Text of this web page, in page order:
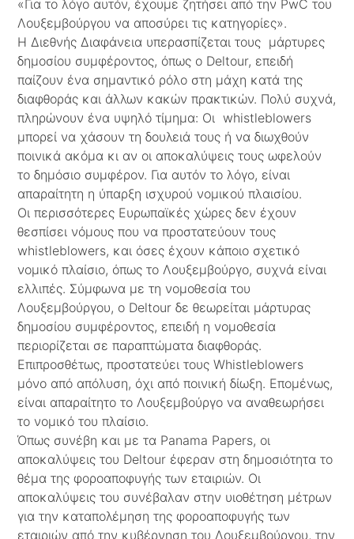
«Για το λόγο αυτόν, έχουμε ζητήσει από την PwC του
Λουξεμβούργου να αποσύρει τις κατηγορίες».
Η Διεθνής Διαφάνεια υπερασπίζεται τους μάρτυρες
δημοσίου συμφέροντος, όπως ο Deltour, επειδή
παίζουν ένα σημαντικό ρόλο στη μάχη κατά της
διαφθοράς και άλλων κακών πρακτικών. Πολύ συχνά,
πληρώνουν ένα υψηλό τίμημα: Οι whistleblowers
μπορεί να χάσουν τη δουλειά τους ή να διωχθούν
ποινικά ακόμα κι αν οι αποκαλύψεις τους ωφελούν
το δημόσιο συμφέρον. Για αυτόν το λόγο, είναι
απαραίτητη η ύπαρξη ισχυρού νομικού πλαισίου.
Οι περισσότερες Ευρωπαϊκές χώρες δεν έχουν
θεσπίσει νόμους που να προστατεύουν τους
whistleblowers, και όσες έχουν κάποιο σχετικό
νομικό πλαίσιο, όπως το Λουξεμβούργο, συχνά είναι
ελλιπές. Σύμφωνα με τη νομοθεσία του
Λουξεμβούργου, o Deltour δε θεωρείται μάρτυρας
δημοσίου συμφέροντος, επειδή η νομοθεσία
περιορίζεται σε παραπτώματα διαφθοράς.
Επιπροσθέτως, προστατεύει τους Whistleblowers
μόνο από απόλυση, όχι από ποινική δίωξη. Επομένως,
είναι απαραίτητο το Λουξεμβούργο να αναθεωρήσει
το νομικό του πλαίσιο.
Όπως συνέβη και με τα Panama Papers, οι
αποκαλύψεις του Deltour έφεραν στη δημοσιότητα το
θέμα της φοροαποφυγής των εταιριών. Οι
αποκαλύψεις του συνέβαλαν στην υιοθέτηση μέτρων
για την καταπολέμηση της φοροαποφυγής των
εταιριών από την κυβέρνηση του Λουξεμβούργου, την